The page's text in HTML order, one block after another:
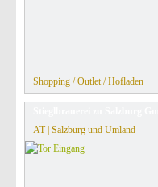
Shopping / Outlet / Hofladen
AT | Salzburg und Umland